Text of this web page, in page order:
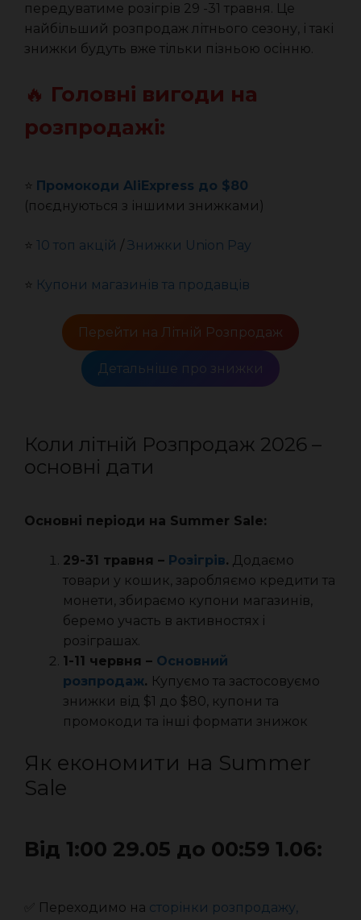
передуватиме розігрів 29 -31 травня. Це
найбільший розпродаж літнього сезону, і такі
знижки будуть вже тільки пізньою осінню.
🔥 Головні вигоди на
розпродажі:
⭐️ Промокоди AliExpress до $80
(поєднуються з іншими знижками)
⭐️ 10 топ акцій / Знижки Union Pay
⭐️ Купони магазинів та продавців
Перейти на Літній Розпродаж
Детальніше про знижки
Коли літній Розпродаж 2026 –
основні дати
Основні періоди на Summer Sale:
29-31 травня – Розігрів. Додаємо
товари у кошик, заробляємо кредити та
монети, збираємо купони магазинів,
беремо участь в активностях і
розіграшах.
1-11 червня – Основний
розпродаж. Купуємо та застосовуємо
знижки від $1 до $80, купони та
промокоди та інші формати знижок
Як економити на Summer
Sale
Від 1:00 29.05 до 00:59 1.06:
✅ Переходимо на сторінки розпродажу,